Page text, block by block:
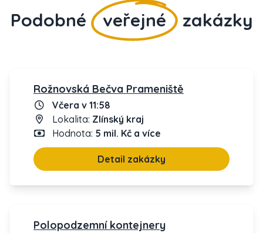
Podobné veřejné zakázky
Rožnovská Bečva Prameniště
Včera v 11:58
Lokalita: Zlínský kraj
Hodnota: 5 mil. Kč a více
Detail zakázky
Polopodzemní kontejnery